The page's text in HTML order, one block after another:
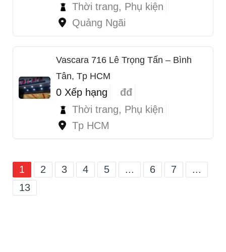
Thời trang, Phụ kiện
Quảng Ngãi
Vascara 716 Lê Trọng Tấn – Bình
Tân, Tp HCM
0 Xếp hạng
đđ
Thời trang, Phụ kiện
Tp HCM
1 2 3 4 5 ... 6 7
...
13